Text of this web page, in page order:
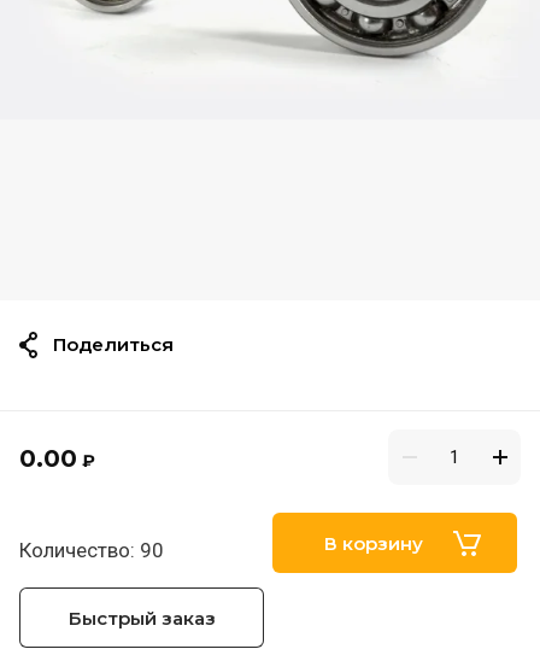
0.00 ₽
Количество: 90 В корзину
Быстрый заказ
Поделиться